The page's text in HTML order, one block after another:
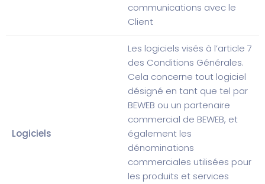
communications avec le
Client
Logiciels
Les logiciels visés à l’article 7
des Conditions Générales.
Cela concerne tout logiciel
désigné en tant que tel par
BEWEB ou un partenaire
commercial de BEWEB, et
également les
dénominations
commerciales utilisées pour
les produits et services